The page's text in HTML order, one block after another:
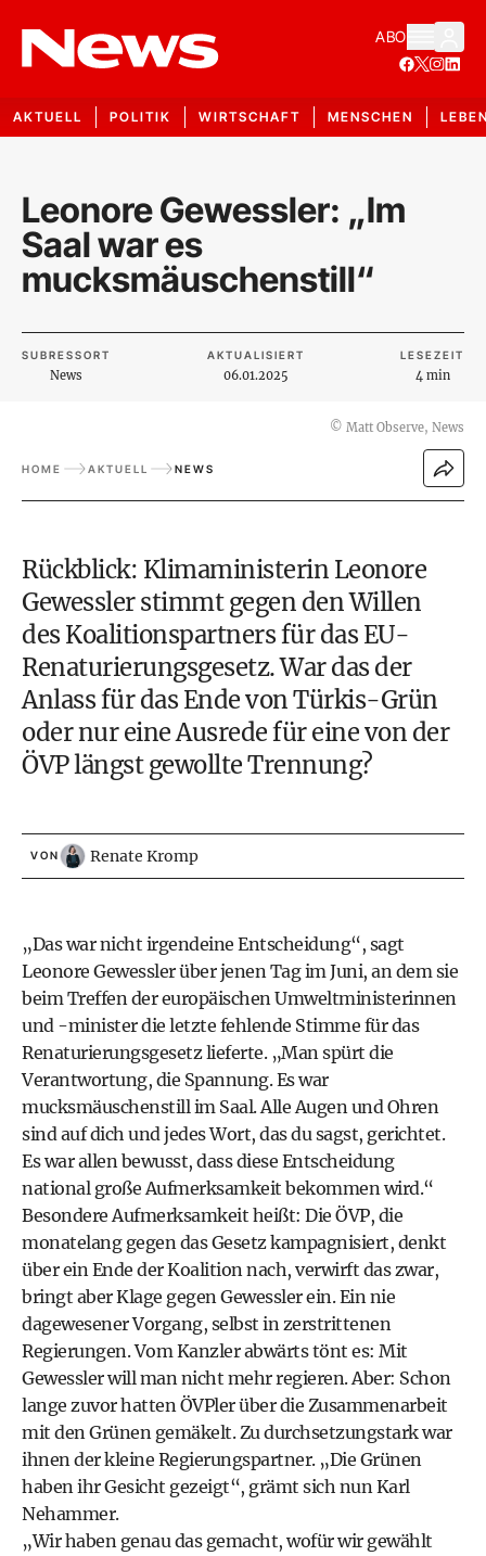
ABO
AKTUELL POLITIK WIRTSCHAFT MENSCHEN
Leonore Gewessler: „Im
Saal war es
mucksmäuschenstill“
SUBRESSORT
News
AKTUALISIERT
06.01.2025
LESEZEIT
4 min
© Matt Observe, News
HOME AKTUELL NEWS
Rückblick: Klimaministerin Leonore
Gewessler stimmt gegen den Willen
des Koalitionspartners für das EU-
Renaturierungsgesetz. War das der
Anlass für das Ende von Türkis-Grün
oder nur eine Ausrede für eine von der
ÖVP längst gewollte Trennung?
VON Renate Kromp
„Das war nicht irgendeine Entscheidung“, sagt
Leonore Gewessler über jenen Tag im Juni, an dem sie
beim Treffen der europäischen Umweltministerinnen
und -minister die letzte fehlende Stimme für das
Renaturierungsgesetz lieferte. „Man spürt die
Verantwortung, die Spannung. Es war
mucksmäuschenstill im Saal. Alle Augen und Ohren
sind auf dich und jedes Wort, das du sagst, gerichtet.
Es war allen bewusst, dass diese Entscheidung
national große Aufmerksamkeit bekommen wird.“
Besondere Aufmerksamkeit heißt: Die ÖVP, die
monatelang gegen das Gesetz kampagnisiert, denkt
über ein Ende der Koalition nach, verwirft das zwar,
bringt aber Klage gegen Gewessler ein. Ein nie
dagewesener Vorgang, selbst in zerstrittenen
Regierungen. Vom Kanzler abwärts tönt es: Mit
Gewessler will man nicht mehr regieren. Aber: Schon
lange zuvor hatten ÖVPler über die Zusammenarbeit
mit den Grünen gemäkelt. Zu durchsetzungstark war
ihnen der kleine Regierungspartner. „Die Grünen
haben ihr Gesicht gezeigt“, grämt sich nun Karl
Nehammer.
„Wir haben genau das gemacht, wofür wir gewählt